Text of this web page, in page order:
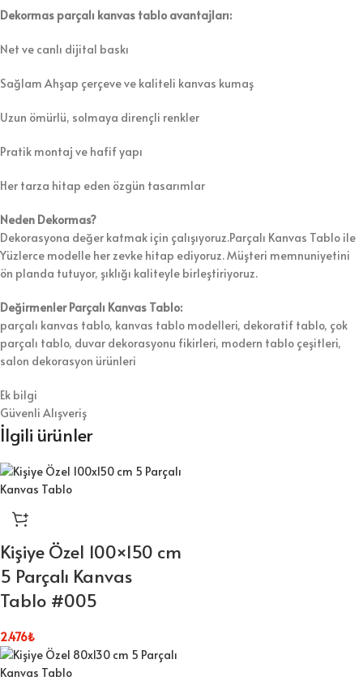
Dekormas parçalı kanvas tablo avantajları:
Net ve canlı dijital baskı
Sağlam Ahşap çerçeve ve kaliteli kanvas kumaş
Uzun ömürlü, solmaya dirençli renkler
Pratik montaj ve hafif yapı
Her tarza hitap eden özgün tasarımlar
Neden Dekormas?
Dekorasyona değer katmak için çalışıyoruz.Parçalı Kanvas Tablo ile
Yüzlerce modelle her zevke hitap ediyoruz. Müşteri memnuniyetini
ön planda tutuyor, şıklığı kaliteyle birleştiriyoruz.
Değirmenler Parçalı Kanvas Tablo:
parçalı kanvas tablo, kanvas tablo modelleri, dekoratif tablo, çok
parçalı tablo, duvar dekorasyonu fikirleri, modern tablo çeşitleri,
salon dekorasyon ürünleri
Ek bilgi
Güvenli Alışveriş
İlgili ürünler
Kişiye Özel 100×150 cm
5 Parçalı Kanvas
Tablo #005
2.476₺